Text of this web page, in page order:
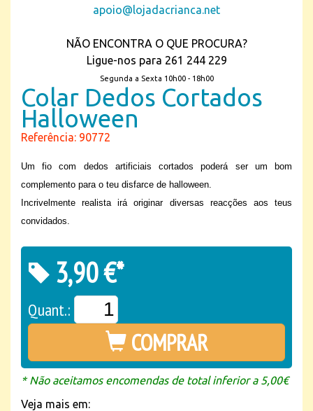
apoio@lojadacrianca.net
NÃO ENCONTRA O QUE PROCURA?
Ligue-nos para 261 244 229
Segunda a Sexta 10h00 - 18h00
Colar Dedos Cortados
Halloween
Referência: 90772
Um fio com dedos artificiais cortados poderá ser um bom
complemento para o teu disfarce de halloween.
Incrivelmente realista irá originar diversas reacções aos teus
convidados.
3,90 €*
Quant.:
COMPRAR
* Não aceitamos encomendas de total inferior a 5,00€
Veja mais em: